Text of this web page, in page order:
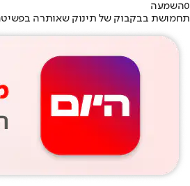
0השמעה
תחמושת בבקבוק של תינוק שאותרה